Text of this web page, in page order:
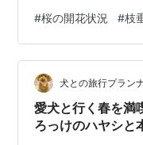
ますが、五部咲きく
す。 帰りがけに寄っ
についたシフォンケ
い香りがしました。
使用 お菓子 シフォン
限定 お試し 6個…
#桜の開花状況 #枝
犬との旅行プラン
愛犬と行く春を満
ろっけのハヤシと